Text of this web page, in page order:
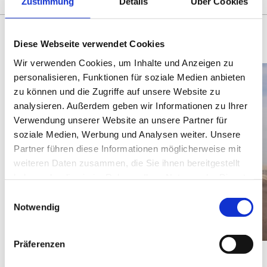
Diese Webseite verwendet Cookies
Wir verwenden Cookies, um Inhalte und Anzeigen zu
personalisieren, Funktionen für soziale Medien anbieten
zu können und die Zugriffe auf unsere Website zu
analysieren. Außerdem geben wir Informationen zu Ihrer
Verwendung unserer Website an unsere Partner für
soziale Medien, Werbung und Analysen weiter. Unsere
Partner führen diese Informationen möglicherweise mit
weiteren Daten zusammen, die Sie ihnen bereitgestellt
Notwendig
Präferenzen